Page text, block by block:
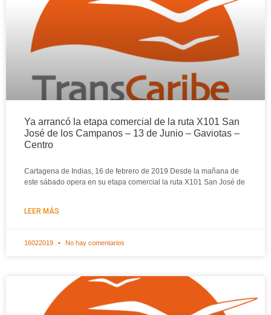
Ya arrancó la etapa comercial de la ruta X101 San
José de los Campanos – 13 de Junio – Gaviotas –
Centro
Cartagena de Indias, 16 de febrero de 2019 Desde la mañana de
este sábado opera en su etapa comercial la ruta X101 San José de
LEER MÁS
16022019 No hay comentarios